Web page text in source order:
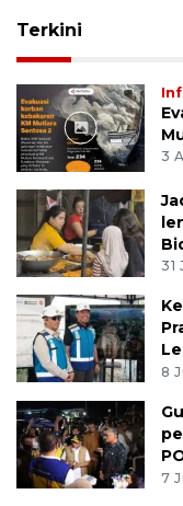
Terkini
3
31
8
7